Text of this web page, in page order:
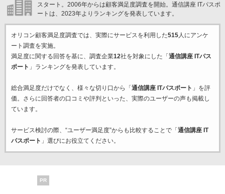
スタート。2006年からは顧客満足度調査を開始。通信講座 ITパスポ
ートは、2023年よりランキングを発表しています。
オリコン顧客満足度調査では、実際にサービスを利用した515人にアンケ
ート調査を実施。
満足度に関する回答を基に、調査企業12社を対象にした「 通信講座 ITパス
ポート 」ランキングを発表しています。
総合満足度だけでなく、様々な切り口から「 通信講座 ITパスポート 」を評
価。さらに回答者の口コミや評判といった、実際のユーザーの声も掲載し
ています。
サービス検討の際、“ユーザー満足度”からも比較することで「 通信講座 IT
パスポート 」選びにお役立てください。
PR